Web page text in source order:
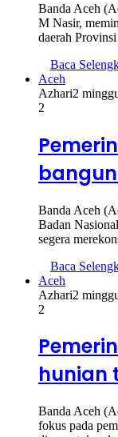
Banda Aceh
M Nasir,
daerah
Baca
Aceh
Azhari2
2
Banda Aceh
Badan
segera
Baca
Aceh
Azhari2
2
hunian
Banda Aceh
fokus pada